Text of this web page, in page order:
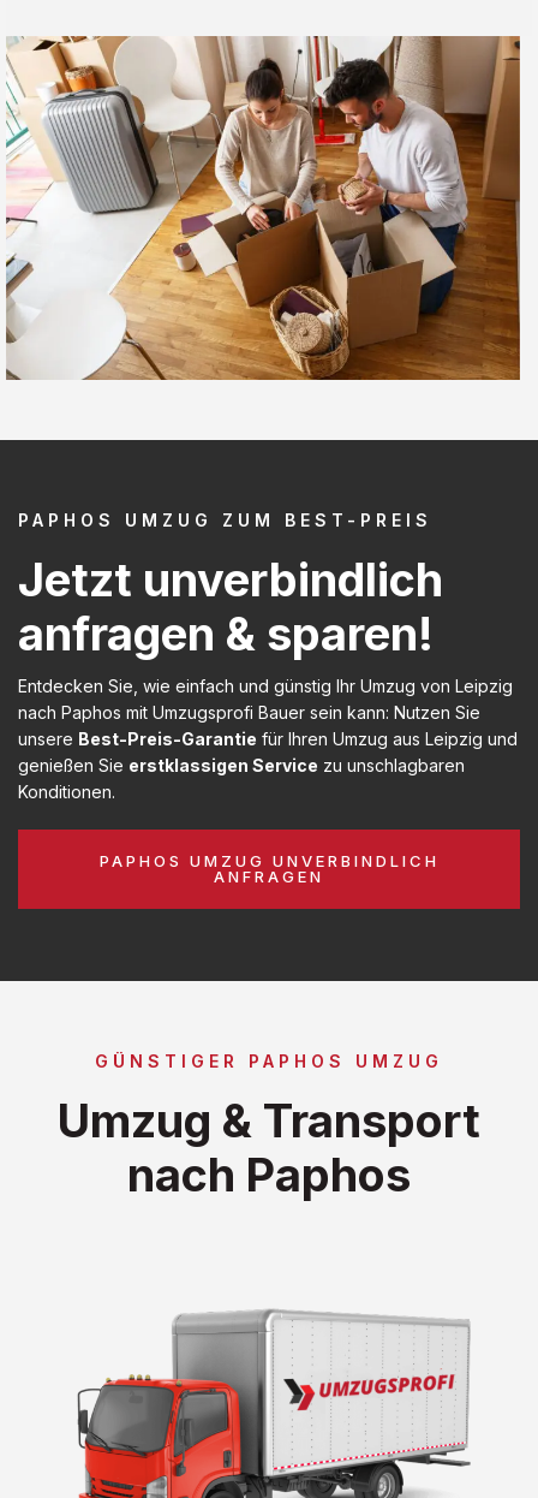
PAPHOS UMZUG ZUM BEST-PREIS
Jetzt unverbindlich
anfragen & sparen!
Entdecken Sie, wie einfach und günstig Ihr Umzug von Leipzig
nach Paphos mit Umzugsprofi Bauer sein kann: Nutzen Sie
unsere Best-Preis-Garantie für Ihren Umzug aus Leipzig und
genießen Sie erstklassigen Service zu unschlagbaren
Konditionen.
PAPHOS UMZUG UNVERBINDLICH
ANFRAGEN
GÜNSTIGER PAPHOS UMZUG
Umzug & Transport
nach Paphos